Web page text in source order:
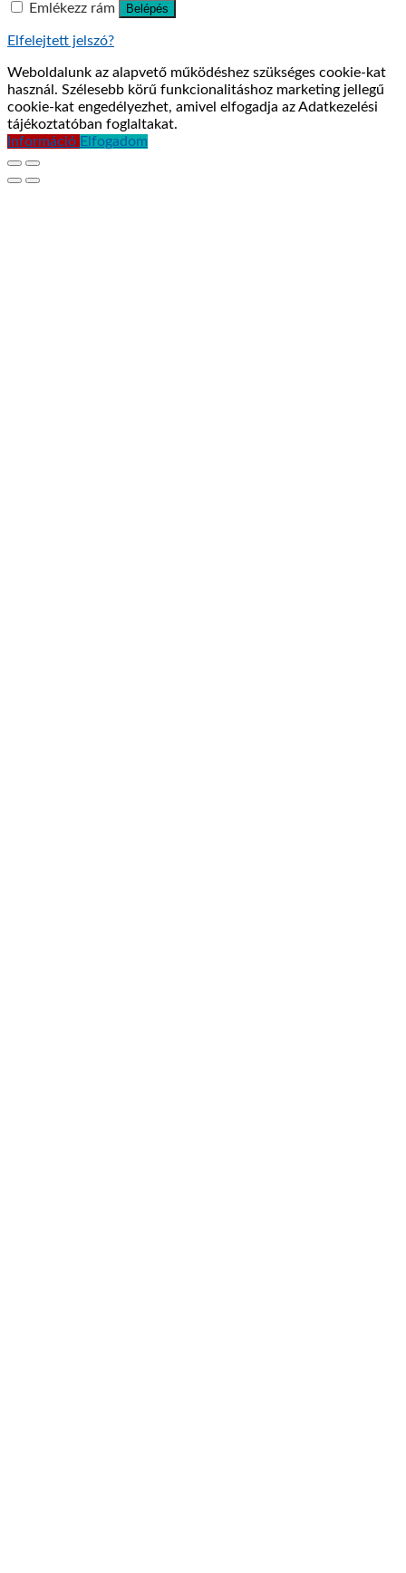
Emlékezz rám Belépés
Elfelejtett jelszó?
Weboldalunk az alapvető működéshez szükséges cookie-kat
használ. Szélesebb körű funkcionalitáshoz marketing jellegű
cookie-kat engedélyezhet, amivel elfogadja az Adatkezelési
tájékoztatóban foglaltakat.
Információ Elfogadom